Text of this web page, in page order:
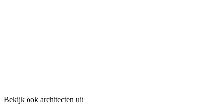
Bekijk ook architecten uit